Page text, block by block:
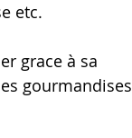
etc.
grace à sa
gourmandises